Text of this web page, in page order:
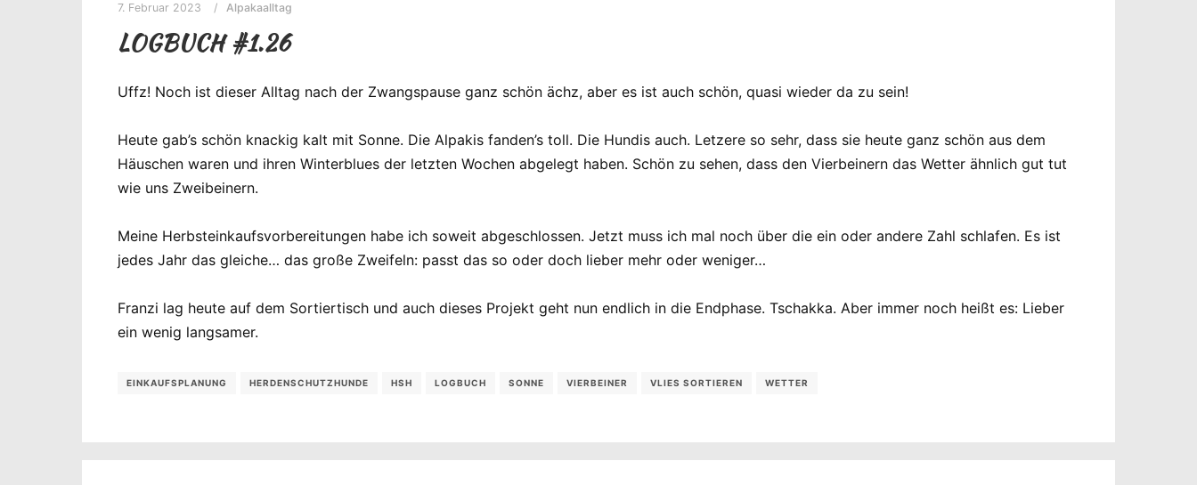
7. Februar 2023 Alpakaalltag
LOGBUCH #1.26
Uffz! Noch ist dieser Alltag nach der Zwangspause ganz schön ächz, aber es ist auch schön, quasi wieder da zu sein!
Heute gab’s schön knackig kalt mit Sonne. Die Alpakis fanden’s toll. Die Hundis auch. Letzere so sehr, dass sie heute ganz schön aus dem
Häuschen waren und ihren Winterblues der letzten Wochen abgelegt haben. Schön zu sehen, dass den Vierbeinern das Wetter ähnlich gut tut
wie uns Zweibeinern.
Meine Herbsteinkaufsvorbereitungen habe ich soweit abgeschlossen. Jetzt muss ich mal noch über die ein oder andere Zahl schlafen. Es ist
jedes Jahr das gleiche… das große Zweifeln: passt das so oder doch lieber mehr oder weniger…
Franzi lag heute auf dem Sortiertisch und auch dieses Projekt geht nun endlich in die Endphase. Tschakka. Aber immer noch heißt es: Lieber
ein wenig langsamer.
EINKAUFSPLANUNG HERDENSCHUTZHUNDE HSH LOGBUCH SONNE VIERBEINER VLIES SORTIEREN WETTER